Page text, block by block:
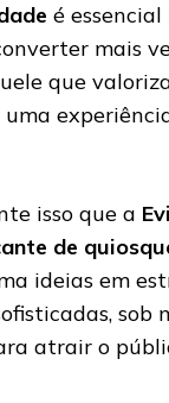
é
mais
que
uma
isso que a
de
ideias em
sob
atrair o